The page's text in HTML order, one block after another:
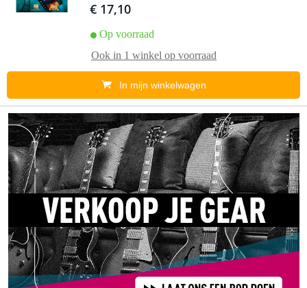
€ 17,10
Op voorraad
Ook in 1 winkel op voorraad
In mijn winkelwagen